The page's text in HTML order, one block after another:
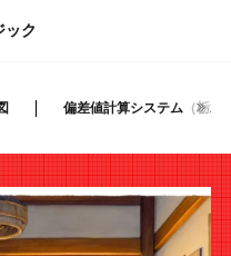
ック
偏差値計算システム（栃